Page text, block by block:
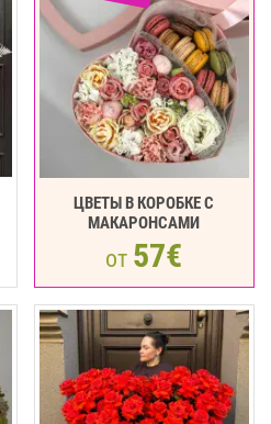
ЦВЕТЫ В КОРОБКЕ С
МАКАРОНСАМИ
от 57€